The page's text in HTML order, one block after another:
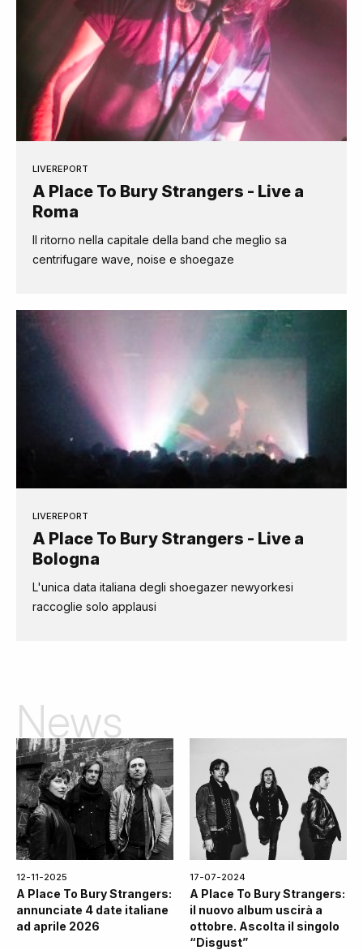
LIVEREPORT
A Place To Bury Strangers - Live a
Roma
Il ritorno nella capitale della band che meglio sa
centrifugare wave, noise e shoegaze
LIVEREPORT
A Place To Bury Strangers - Live a
Bologna
L'unica data italiana degli shoegazer newyorkesi
raccoglie solo applausi
News
12-11-2025
A Place To Bury Strangers:
annunciate 4 date italiane
ad aprile 2026
17-07-2024
A Place To Bury Strangers:
il nuovo album uscirà a
ottobre. Ascolta il singolo
“Disgust”